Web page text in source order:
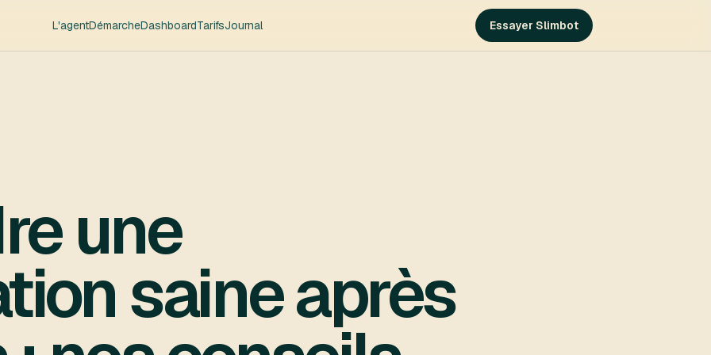
L'agentDémarcheDashboardTarifsJournal Essayer Slimbot
une
saine après